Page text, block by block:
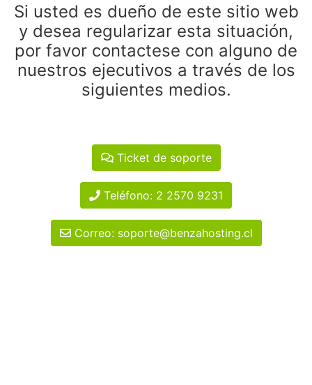
Si usted es dueño de este sitio web
y desea regularizar esta situación,
por favor contactese con alguno de
nuestros ejecutivos a través de los
siguientes medios.
Ticket de soporte
Teléfono: 2 2570 9231
Correo: soporte@benzahosting.cl